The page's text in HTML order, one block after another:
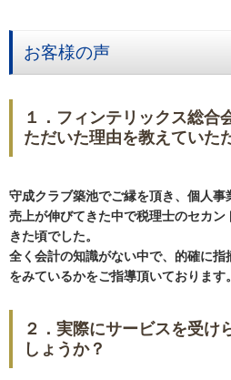
お客様の声
１．フィンテリックス総合
ただいた理由を教えていた
守成クラブ築池でご縁を頂き、個人事
売上が伸びてきた中で税理士のセカン
きた頃でした。
全く会計の知識がない中で、的確に
をみているかをご指導頂いております。
２．実際にサービスを受け
しょうか？